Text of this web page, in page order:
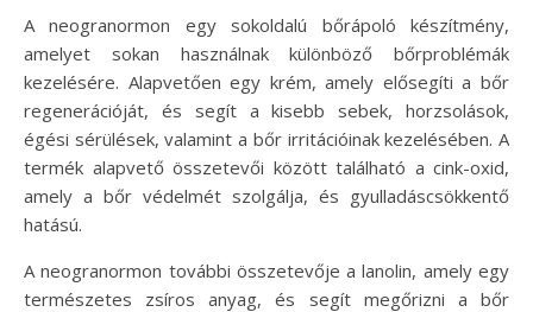
A neogranormon egy sokoldalú bőrápoló készítmény,
amelyet sokan használnak különböző bőrproblémák
kezelésére. Alapvetően egy krém, amely elősegíti a bőr
regenerációját, és segít a kisebb sebek, horzsolások,
égési sérülések, valamint a bőr irritációinak kezelésében. A
termék alapvető összetevői között található a cink-oxid,
amely a bőr védelmét szolgálja, és gyulladáscsökkentő
hatású.
A neogranormon további összetevője a lanolin, amely egy
természetes zsíros anyag, és segít megőrizni a bőr